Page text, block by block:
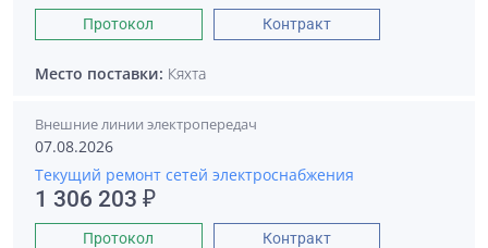
Протокол Контракт
Место поставки: Кяхта
Внешние линии электропередач
07.08.2026
Текущий ремонт сетей электроснабжения
1 306 203 ₽
Протокол Контракт